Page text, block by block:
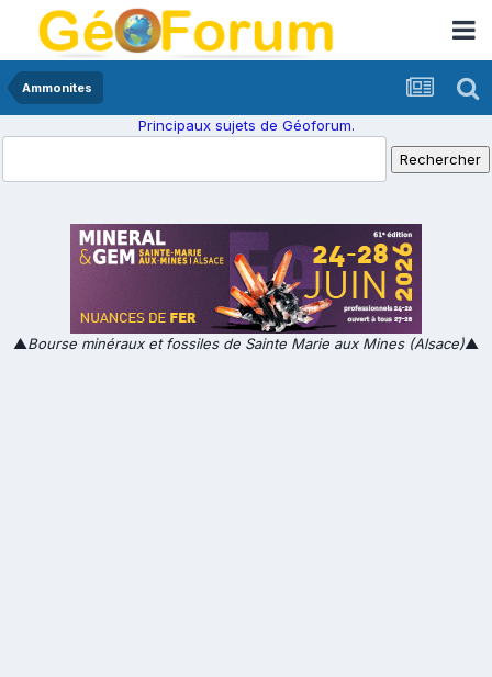
Ammonites
Principaux sujets de Géoforum.
▲Bourse minéraux et fossiles de Sainte Marie aux Mines (Alsace)▲